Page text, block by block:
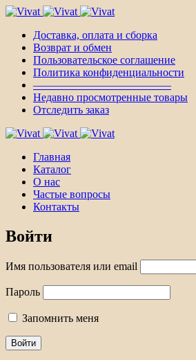
Доставка, оплата и сборка
Возврат и обмен
Пользовательское соглашение
Политика конфиденциальности
————————————–
Недавно просмотренные товары
Отследить заказ
Главная
Каталог
О нас
Частые вопросы
Контакты
Войти
Имя пользователя или email
Пароль
Запомнить меня